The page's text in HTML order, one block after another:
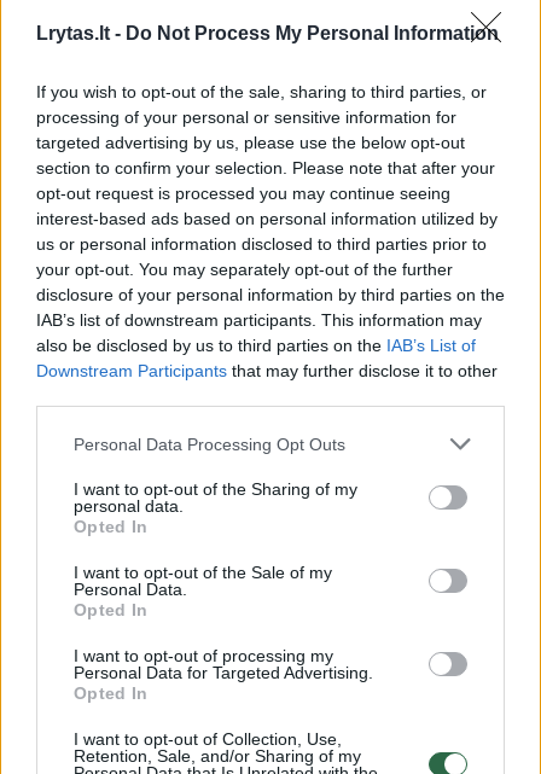
Lrytas.lt - Do Not Process My Personal Information
If you wish to opt-out of the sale, sharing to third parties, or
processing of your personal or sensitive information for
targeted advertising by us, please use the below opt-out
section to confirm your selection. Please note that after your
opt-out request is processed you may continue seeing
interest-based ads based on personal information utilized by
us or personal information disclosed to third parties prior to
your opt-out. You may separately opt-out of the further
disclosure of your personal information by third parties on the
IAB’s list of downstream participants. This information may
also be disclosed by us to third parties on the IAB’s List of
Downstream Participants that may further disclose it to other
Personal Data Processing Opt Outs
I want to opt-out of the Sharing of my
personal data.
Opted In
I want to opt-out of the Sale of my
Personal Data.
Opted In
I want to opt-out of processing my
Personal Data for Targeted Advertising.
Opted In
I want to opt-out of Collection, Use,
Retention, Sale, and/or Sharing of my
Žinios | Lietuvos diena
Prezidentė apie V. Baltraitienę: „Net gėda diskutuoti“
Žinios | Lietuvos diena
Prezidentė apie saugią Lietuvą, Darbo kodeksą ir
rinkimus
D. Grybauskaitė įstatymą palaimino: iki pensijos
dirbsime ilgiau
teismą
Žinios | Lietuvos diena